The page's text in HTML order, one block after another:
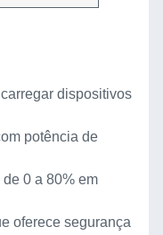
dispositivos
potência de
0 a 80% em
oferece segurança